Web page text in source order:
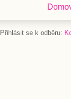
Přihlásit se k odběru: